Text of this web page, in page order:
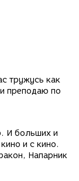
тружусь как
преподаю по
И больших и
и с кино.
Напарник